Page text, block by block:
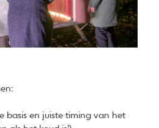
basis en juiste timing van het